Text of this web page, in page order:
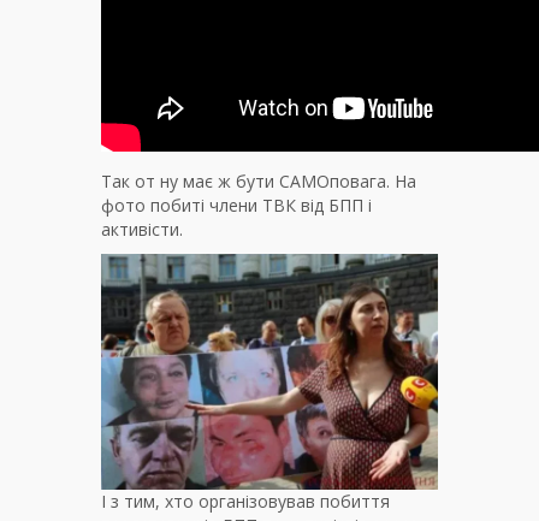
Так от ну має ж бути САМОповага. На
фото побиті члени ТВК від БПП і
активісти.
І з тим, хто організовував побиття